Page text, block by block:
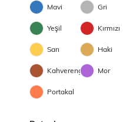
Mavi Gri
Yeşil Kırmızı
Sarı Haki
Kahverengi Mor
Portakal